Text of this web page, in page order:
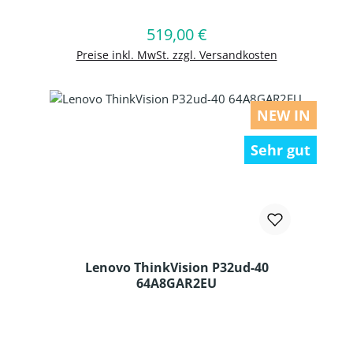
Regulärer Preis:
519,00 €
Preise inkl. MwSt. zzgl. Versandkosten
In den Warenkorb
NEW IN
Sehr gut
Lenovo ThinkVision P32ud-40
64A8GAR2EU